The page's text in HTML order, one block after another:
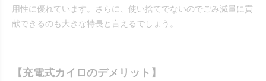
用性に優れています。さらに、使い捨てでないのでごみ減量に貢
献できるのも大きな特長と言えるでしょう。
【充電式カイロのデメリット】